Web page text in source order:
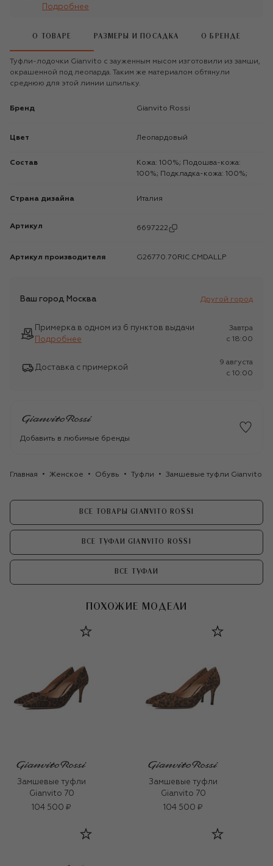
Подробнее
О ТОВАРЕ РАЗМЕРЫ И ПОСАДКА О БРЕНДЕ
Туфли-лодочки Gianvito с зауженным мысом изготовили из замши,
окрашенной под леопарда. Таким же материалом обтянули
среднюю для этой линии шпильку.
Бренд Gianvito Rossi
Цвет Леопардовый
Состав
Кожа: 100%; Подошва-кожа:
100%; Подкладка-кожа: 100%;
Страна дизайна Италия
Артикул 6697222
Артикул производителя G26770.70RIC.CMDALLP
Ваш город Москва Другой город
Примерка в одном из 6 пунктов выдачи
Подробнее
Завтра
c 18:00
Доставка с примеркой
9 августа
c 10:00
Добавить в любимые бренды
Главная Женское Обувь Туфли Замшевые туфли Gianvito
ВСЕ ТОВАРЫ GIANVITO ROSSI
ВСЕ ТУФЛИ GIANVITO ROSSI
ВСЕ ТУФЛИ
ПОХОЖИЕ МОДЕЛИ
Замшевые туфли
Gianvito 70
104 500 ₽
Замшевые туфли
Gianvito 70
104 500 ₽